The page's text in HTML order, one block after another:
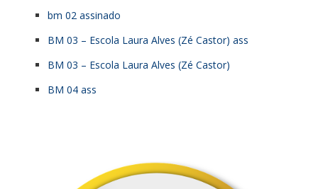
bm 02 assinado
BM 03 – Escola Laura Alves (Zé Castor) ass
BM 03 – Escola Laura Alves (Zé Castor)
BM 04 ass